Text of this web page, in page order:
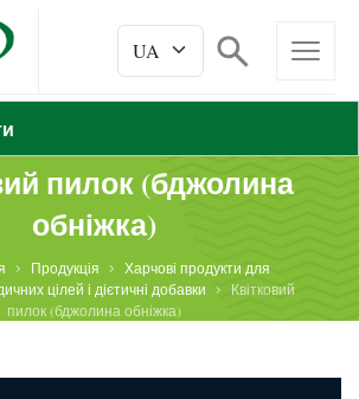
пилок (бджолина
обніжка)
Продукція
Харчові продукти для
цілей і дієтичні добавки
Квітковий
пилок (бджолина обніжка)